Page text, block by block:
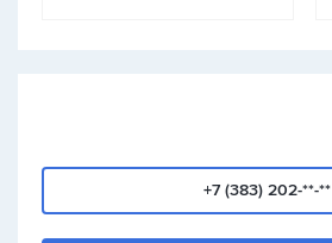
+7 (383) 202-**-**